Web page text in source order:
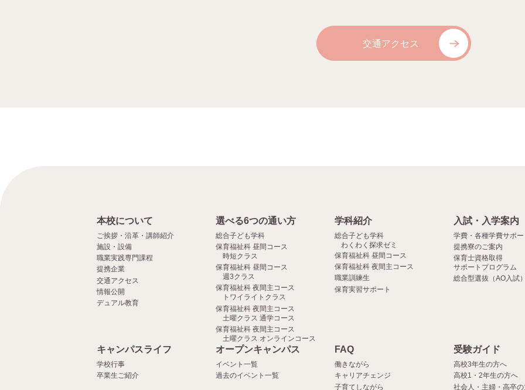
交通アクセス
本校について
ご挨拶・沿革・講師紹介
施設・設備
職業実践専門課程
提携企業
交通アクセス
情報公開
デュアル教育
選べる6つの通い方
総合子ども学科
保育福祉科 昼間コース
時短クラス
保育福祉科 昼間コース
週3クラス
保育福祉科 夜間主コース
トワイライトクラス
保育福祉科 夜間主コース
土曜クラス 通学コース
保育福祉科 夜間主コース
土曜クラス オンラインコース
学科紹介
総合子ども学科
わくわく探求ゼミ
保育福祉科 昼間コース
保育福祉科 夜間主コース
職業訓練生
保育実習サポート
入試・入学案内
学費・各種学費サポー
提携寮のご案内
保育士資格取得
サポートプログラム
総合型選抜（AO入試
キャンパスライフ
学校行事
卒業生ご紹介
オープンキャンパス
イベント一覧
過去のイベント一覧
FAQ
働きながら
キャリアチェンジ
子育てしながら
受験ガイド
高校3年生の方へ
高校1・2年生の方へ
社会人・主婦・高卒の